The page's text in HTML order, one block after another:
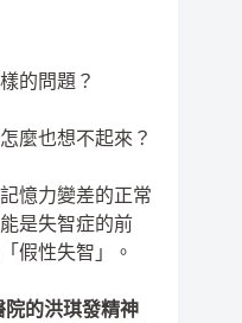
的問題？
麼也想不起來？
憶力變差的正常
是失智症的前
假性失智」。
院的洪琪發精神